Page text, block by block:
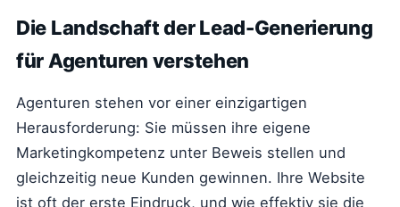
Die Landschaft der Lead-Generierung
für Agenturen verstehen
Agenturen stehen vor einer einzigartigen
Herausforderung: Sie müssen ihre eigene
Marketingkompetenz unter Beweis stellen und
gleichzeitig neue Kunden gewinnen. Ihre Website
ist oft der erste Eindruck, und wie effektiv sie die